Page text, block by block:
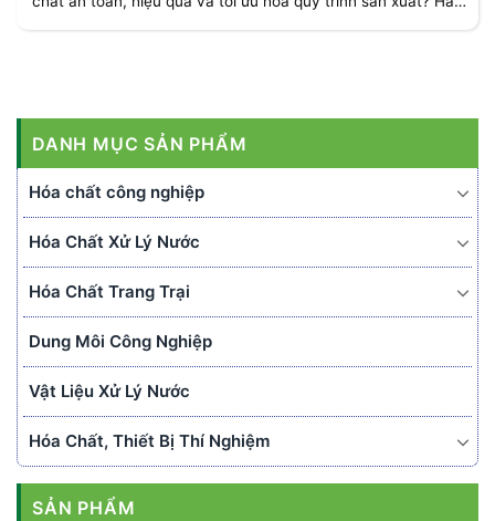
DANH MỤC SẢN PHẨM
Hóa chất công nghiệp
Hóa Chất Xử Lý Nước
Hóa Chất Trang Trại
Dung Môi Công Nghiệp
Vật Liệu Xử Lý Nước
Hóa Chất, Thiết Bị Thí Nghiệm
SẢN PHẨM